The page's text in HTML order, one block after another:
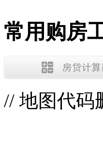
常用购房
// 地图代码